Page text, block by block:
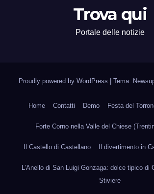
Trova qui
Portale delle notizie
Proudly powered by WordPress Tema:
Home Contatti Demo Festa del
Forte Corno nella Valle del Chiese
Il Castello di Castellano Il divertimento in
L’Anello di San Luigi Gonzaga: dolce tipico di
Stiviere